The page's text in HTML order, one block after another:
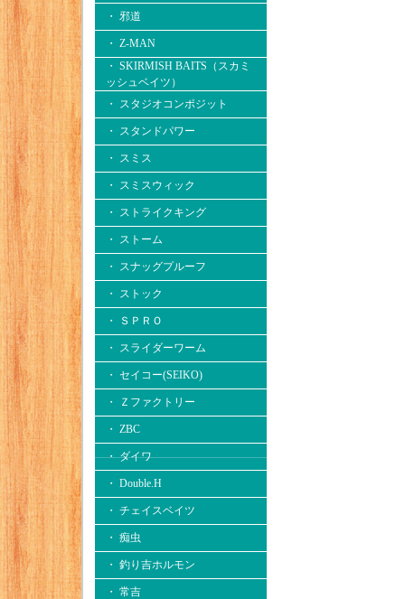
・ 邪道
・ Z-MAN
・ SKIRMISH BAITS（スカミ
ッシュベイツ）
・ スタジオコンポジット
・ スタンドパワー
・ スミス
・ スミスウィック
・ ストライクキング
・ ストーム
・ スナッグプルーフ
・ ストック
・ ＳＰＲＯ
・ スライダーワーム
・ セイコー(SEIKO)
・ Ｚファクトリー
・ ZBC
・ ダイワ
・ Double.H
・ チェイスベイツ
・ 痴虫
・ 釣り吉ホルモン
・ 常吉